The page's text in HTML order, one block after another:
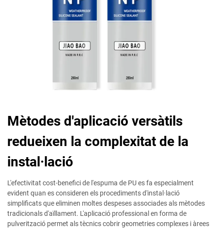
Mètodes d'aplicació versàtils
redueixen la complexitat de la
instal·lació
L'efectivitat cost-benefici de l'espuma de PU es fa especialment
evident quan es consideren els procediments d'instal·lació
simplificats que eliminen moltes despeses associades als mètodes
tradicionals d'aïllament. L'aplicació professional en forma de
pulverització permet als tècnics cobrir geometries complexes i àrees